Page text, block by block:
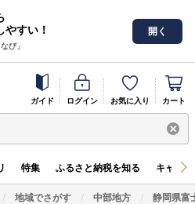
すい！
び」
開く
ガイド ログイン お気に入り カート
特集 ふるさと納税を知る キャン
地域でさがす 中部地方 静岡県富